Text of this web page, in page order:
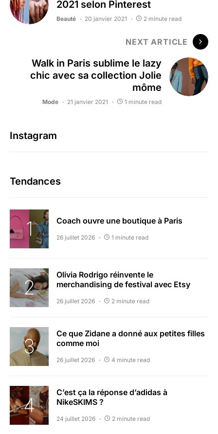
2021 selon Pinterest
Beauté 20 janvier 2021 2 minute read
NEXT ARTICLE
Walk in Paris sublime le lazy
chic avec sa collection Jolie
môme
Mode 21 janvier 2021 1 minute read
Instagram
Tendances
Coach ouvre une boutique à Paris
26 juillet 2026 1 minute read
Olivia Rodrigo réinvente le
merchandising de festival avec Etsy
26 juillet 2026 2 minute read
Ce que Zidane a donné aux petites filles
comme moi
26 juillet 2026 4 minute read
C’est ça la réponse d’adidas à
NikeSKIMS ?
24 juillet 2026 2 minute read